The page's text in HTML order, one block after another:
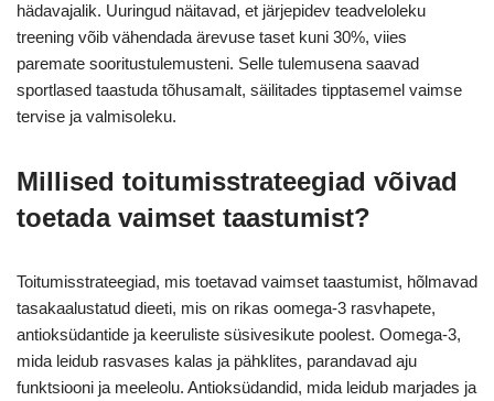
hädavajalik. Uuringud näitavad, et järjepidev teadveloleku
treening võib vähendada ärevuse taset kuni 30%, viies
paremate sooritustulemusteni. Selle tulemusena saavad
sportlased taastuda tõhusamalt, säilitades tipptasemel vaimse
tervise ja valmisoleku.
Millised toitumisstrateegiad võivad
toetada vaimset taastumist?
Toitumisstrateegiad, mis toetavad vaimset taastumist, hõlmavad
tasakaalustatud dieeti, mis on rikas oomega-3 rasvhapete,
antioksüdantide ja keeruliste süsivesikute poolest. Oomega-3,
mida leidub rasvases kalas ja pähklites, parandavad aju
funktsiooni ja meeleolu. Antioksüdandid, mida leidub marjades ja